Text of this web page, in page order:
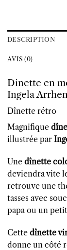
DESCRIPTION
AVIS (0)
Dinette en
Ingela
Dînette rétro
Magnifique
illustrée par
Une dînette
deviendra vite
retrouve une
tasses avec
papa ou un
Cette dînette
donne un côté